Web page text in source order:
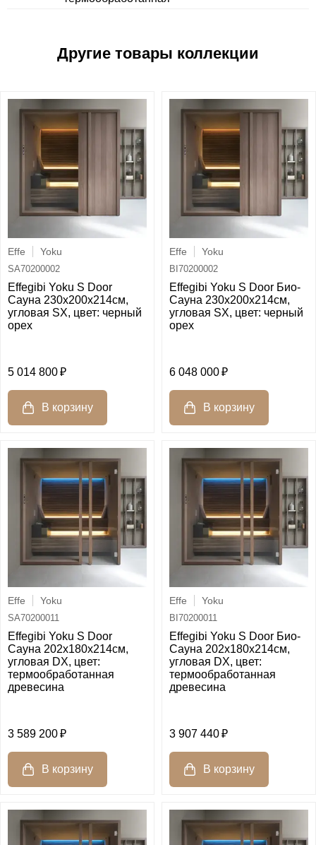
Effe Yoku
SA70200002
Effegibi Yoku S Door
Сауна 230x200х214см,
угловая SX, цвет: черный
орех
5 014 800
Effe Yoku
BI70200002
Effegibi Yoku S Door Био-
Сауна 230x200х214см,
угловая SX, цвет: черный
орех
6 048 000
Effe Yoku
SA70200011
Effegibi Yoku S Door
Сауна 202x180х214см,
угловая DX, цвет:
термообработанная
древесина
3 589 200
Effe Yoku
BI70200011
Effegibi Yoku S Door Био-
Сауна 202x180х214см,
угловая DX, цвет:
термообработанная
древесина
3 907 440